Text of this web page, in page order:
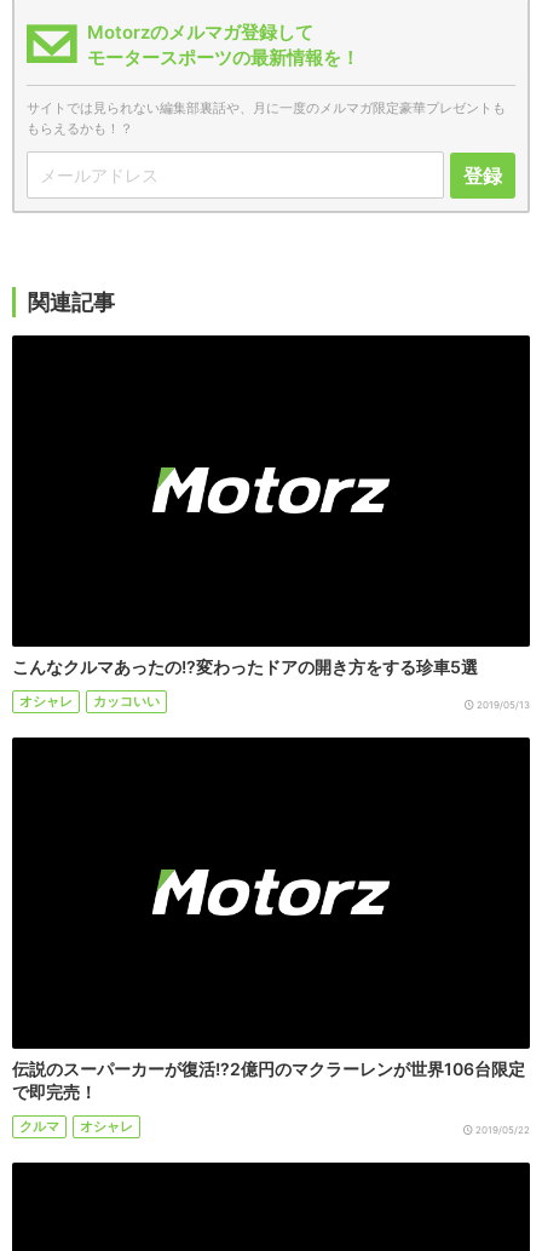
Motorzのメルマガ登録して
モータースポーツの最新情報を！
サイトでは見られない編集部裏話や、月に一度のメルマガ限定豪華プレゼントも
もらえるかも！？
登録
関連記事
こんなクルマあったの!?変わったドアの開き方をする珍車5選
オシャレ カッコいい 2019/05/13
伝説のスーパーカーが復活!?2億円のマクラーレンが世界106台限定
で即完売！
クルマ オシャレ 2019/05/22